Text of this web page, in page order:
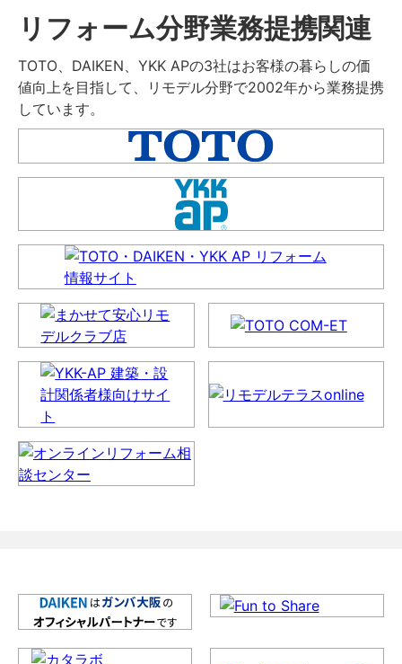
リフォーム分野業務提携関連
TOTO、DAIKEN、YKK APの3社はお客様の暮らしの価
値向上を目指して、リモデル分野で2002年から業務提携
しています。